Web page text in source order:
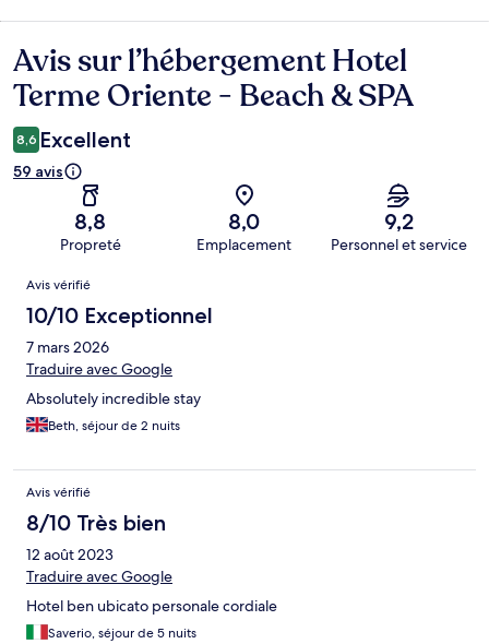
Avis
Avis sur l’hébergement Hotel
Terme Oriente - Beach & SPA
8,6 Excellent
59 avis
8,8
Propreté
8,0
Emplacement
9,2
Personnel et service
Avis
Avis vérifié
10/10 Exceptionnel
7 mars 2026
Traduire avec Google
Absolutely incredible stay
Beth, séjour de 2 nuits
Avis vérifié
8/10 Très bien
12 août 2023
Traduire avec Google
Hotel ben ubicato personale cordiale
Saverio, séjour de 5 nuits